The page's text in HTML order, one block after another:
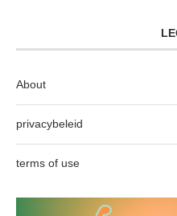
About
privacybeleid
terms of use